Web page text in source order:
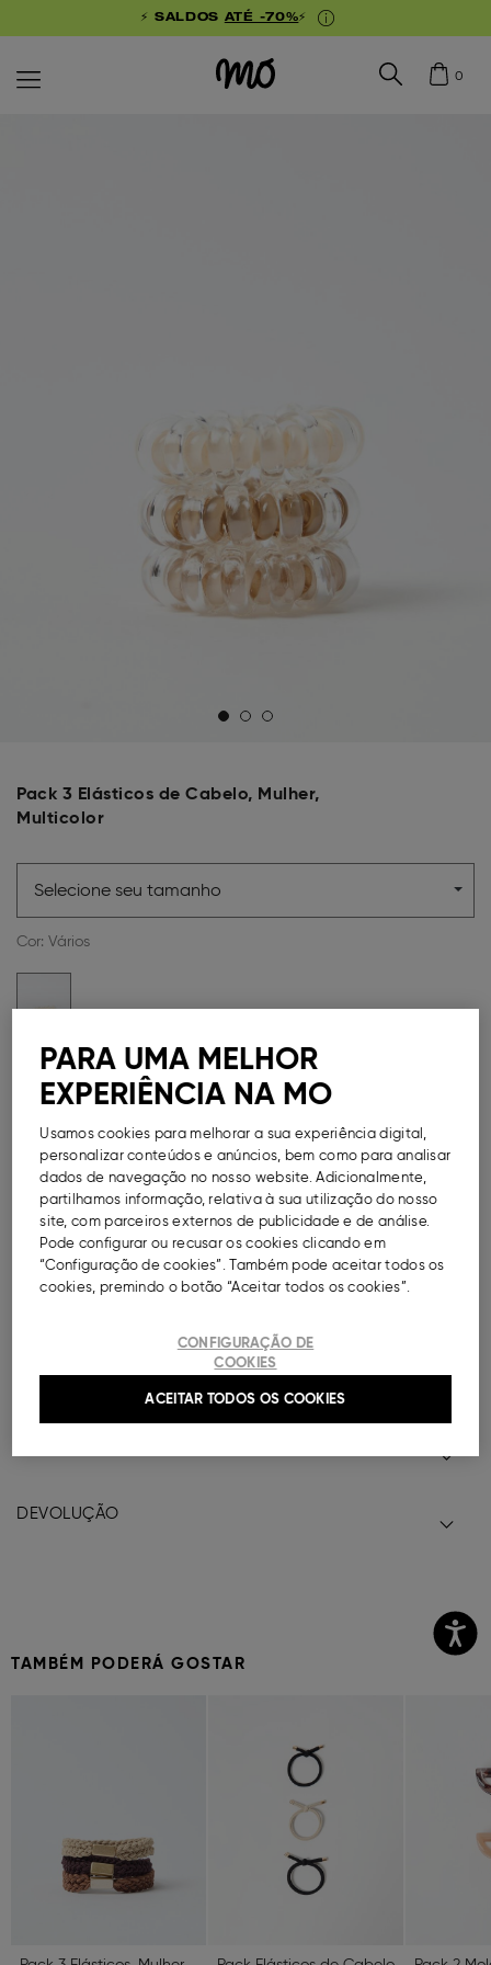
⚡ SALDOS ATÉ -70%⚡
0
Pack 3 Elásticos de Cabelo, Mulher,
Multicolor
Selecione seu tamanho
Cor: Vários
Métodos de Pagamento Disponíveis
DESCRIÇÃO
Pack com três elásticos de cabelo para mulher em
100% plástico. Opções de cores diferentes.
COMPOSIÇÃO E CUIDADOS A TER
DEVOLUÇÃO
TAMBÉM PODERÁ GOSTAR
PARA UMA MELHOR
EXPERIÊNCIA NA MO
Usamos cookies para melhorar a sua experiência digital,
personalizar conteúdos e anúncios, bem como para analisar
dados de navegação no nosso website. Adicionalmente,
partilhamos informação, relativa à sua utilização do nosso
site, com parceiros externos de publicidade e de análise.
Pode configurar ou recusar os cookies clicando em
“Configuração de cookies”. Também pode aceitar todos os
cookies, premindo o botão “Aceitar todos os cookies”.
CONFIGURAÇÃO DE
COOKIES
ACEITAR TODOS OS COOKIES